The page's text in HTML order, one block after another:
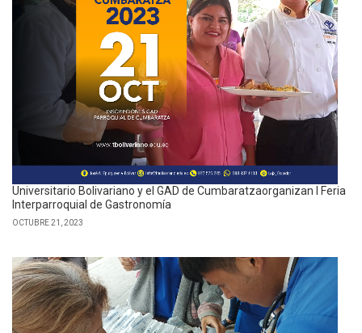
Universitario Bolivariano y el GAD de Cumbaratzaorganizan I Feria
Interparroquial de Gastronomía
OCTUBRE 21, 2023